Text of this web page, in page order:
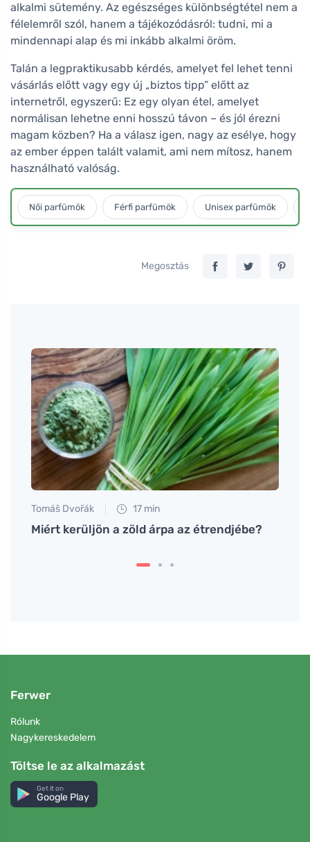
alkalmi sütemény. Az egészséges különbségtétel nem a
félelemről szól, hanem a tájékozódásról: tudni, mi a
mindennapi alap és mi inkább alkalmi öröm.
Talán a legpraktikusabb kérdés, amelyet fel lehet tenni
vásárlás előtt vagy egy új „biztos tipp” előtt az
internetről, egyszerű: Ez egy olyan étel, amelyet
normálisan lehetne enni hosszú távon – és jól érezni
magam közben? Ha a válasz igen, nagy az esélye, hogy
az ember éppen talált valamit, ami nem mítosz, hanem
használható valóság.
Női parfümök Férfi parfümök Unisex parfümök
Megosztás
Tomáš Dvořák 17 min
Miért kerüljön a zöld árpa az étrendjébe?
Ferwer
Rólunk
Nagykereskedelem
Töltse le az alkalmazást
Get it on
Google Play